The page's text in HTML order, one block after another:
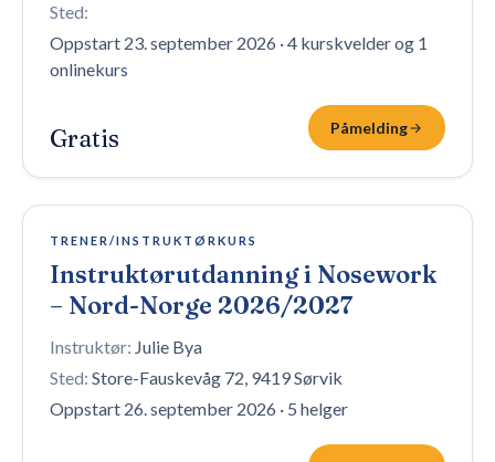
Sted:
Oppstart 23. september 2026 ·4 kurskvelder og 1
onlinekurs
Gratis Påmelding
8 plasser igjen
TRENER/INSTRUKTØRKURS
Instruktørutdanning i Nosework
– Nord-Norge 2026/2027
Instruktør: Julie Bya
Sted: Store-Fauskevåg 72, 9419 Sørvik
Oppstart 26. september 2026 · 5 helger